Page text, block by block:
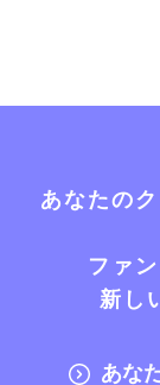
あなたの
ファ
新し
あな